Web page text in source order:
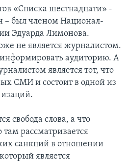
«Списка шестнадцати» -
был членом Национал-
Эдуарда Лимонова.
не является журналистом.
аудиторию. А
является тот, что
СМИ и состоит в одной из
свобода слова, а что
там рассматривается
санкций в отношении
является